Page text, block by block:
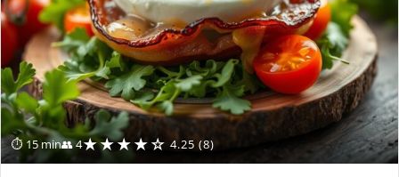
⏱ 15 min👥 4★★★★☆ 4.25 (8)